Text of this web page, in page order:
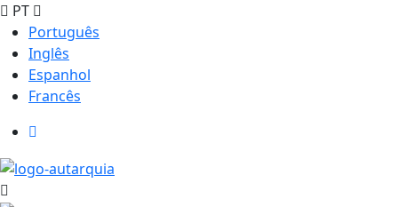
PT
Português
Inglês
Espanhol
Francês